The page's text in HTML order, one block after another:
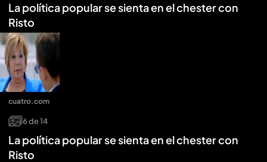
La política popular se sienta en el chester con
Risto
6de14
La política popular se sienta en el chester con
Risto
cuatro.com